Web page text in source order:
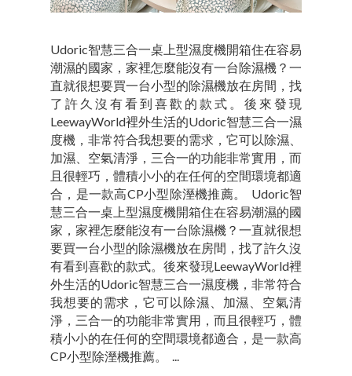
Udoric智慧三合一桌上型濕度機開箱住在容易
潮濕的國家，家裡怎麼能沒有一台除濕機？一
直就很想要買一台小型的除濕機放在房間，找
了許久沒有看到喜歡的款式。後來發現
LeewayWorld裡外生活的Udoric智慧三合一濕
度機，非常符合我想要的需求，它可以除濕、
加濕、空氣清淨，三合一的功能非常實用，而
且很輕巧，體積小小的在任何的空間環境都適
合，是一款高CP小型除溼機推薦。 Udoric智
慧三合一桌上型濕度機開箱住在容易潮濕的國
家，家裡怎麼能沒有一台除濕機？一直就很想
要買一台小型的除濕機放在房間，找了許久沒
有看到喜歡的款式。後來發現LeewayWorld裡
外生活的Udoric智慧三合一濕度機，非常符合
我想要的需求，它可以除濕、加濕、空氣清
淨，三合一的功能非常實用，而且很輕巧，體
積小小的在任何的空間環境都適合，是一款高
CP小型除溼機推薦。 ...